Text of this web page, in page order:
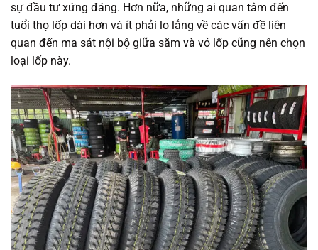
sự đầu tư xứng đáng. Hơn nữa, những ai quan tâm đến
tuổi thọ lốp dài hơn và ít phải lo lắng về các vấn đề liên
quan đến ma sát nội bộ giữa săm và vỏ lốp cũng nên chọn
loại lốp này.